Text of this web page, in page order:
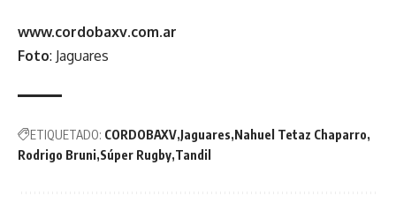
www.cordobaxv.com.ar
Foto: Jaguares
ETIQUETADO: CORDOBAXV Jaguares Nahuel Tetaz Chaparro
Rodrigo Bruni Súper Rugby Tandil